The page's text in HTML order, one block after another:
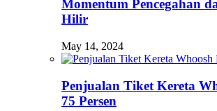
Momentum Pencegahan
Hilir
May 14, 2024
Penjualan Tiket Kereta
75 Persen